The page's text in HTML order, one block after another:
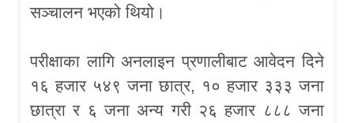
सञ्चालन भएको थियो।
परीक्षाका लागि अनलाइन प्रणालीबाट आवेदन दिने
१६ हजार ५४९ जना छात्र, १० हजार ३३३ जना
छात्रा र ६ जना अन्य गरी २६ हजार ८८८ जना